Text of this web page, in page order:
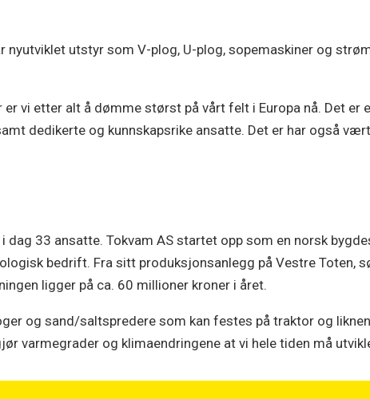
nyutviklet utstyr som V-plog, U-plog, sopemaskiner og
vi etter alt å dømme størst på vårt felt i Europa nå. Det er
dedikerte og kunnskapsrike ansatte. Det er har også
33 ansatte. Tokvam AS startet opp som en norsk
bedrift. Fra sitt produksjonsanlegg på Vestre Toten,
ligger på ca. 60 millioner kroner i året.
og sand/saltspredere som kan festes på traktor og
varmegrader og klimaendringene at vi hele tiden må